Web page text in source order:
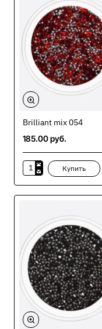
Brilliant mix 054
185.00 руб.
Brilliant
mix
054
Купить